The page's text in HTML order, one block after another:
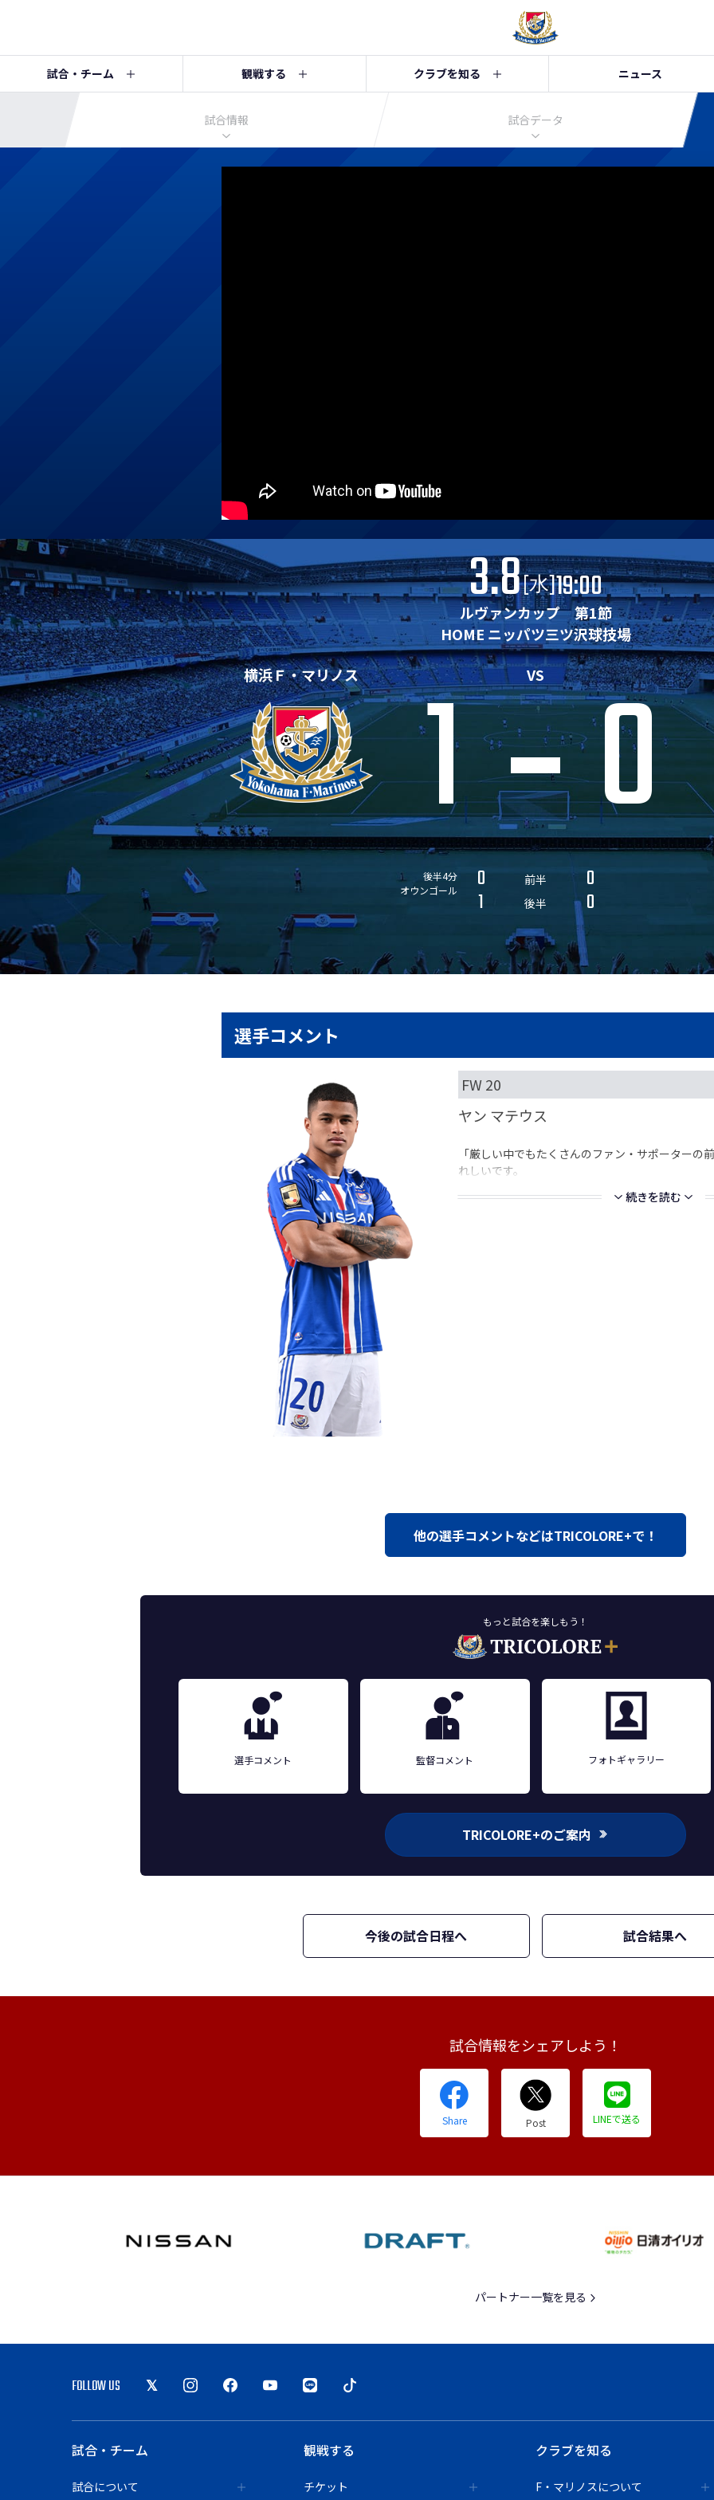
試合・チーム 観戦する クラブを知る ニュース
試合情報 試合データ
3.8[水]19:00
ルヴァンカップ 第1節
HOME ニッパツ三ツ沢球技場
横浜Ｆ・マリノス
VS
1 0
後半4分
オウンゴール
0 前半
0
1
後半 0
選手コメント
FW 20
ヤン マテウス
「厳しい中でもたくさんのファン・サポーターの
れしいです。
続きを読む
他の選手コメントなどはTRICOLORE+で！
もっと試合を楽しもう！
選手コメント 監督コメント フォトギャラリー
TRICOLORE+のご案内
今後の試合日程へ 試合結果へ
試合情報をシェアしよう！
Share Post LINEで送る
パートナー一覧を見る
FOLLOW US
試合・チーム
試合について
観戦する
チケット
クラブを知る
F・マリノスについて